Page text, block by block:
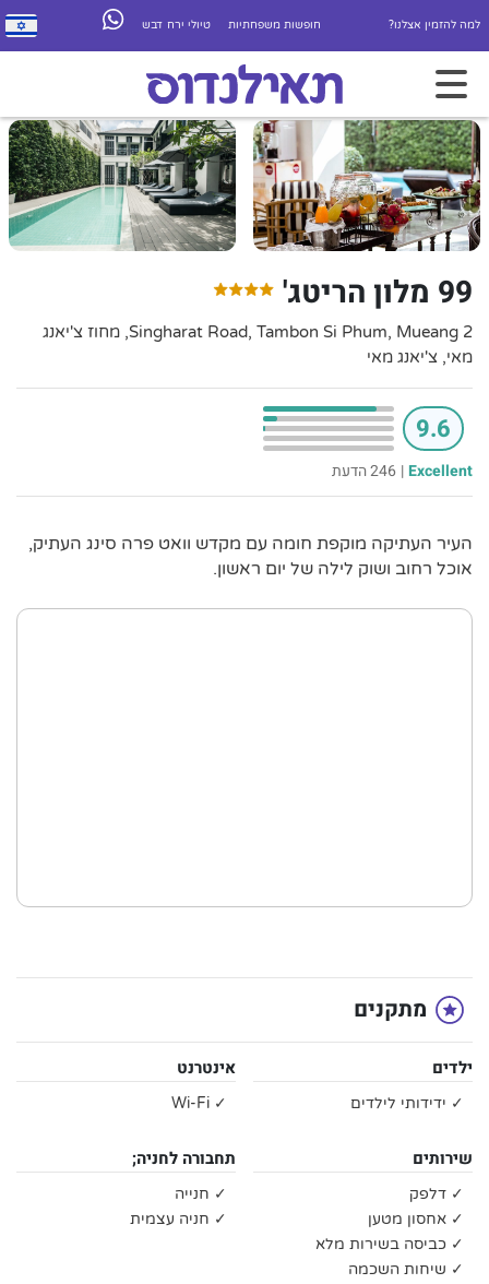
למה להזמין אצלנו? חופשות משפחתיות טיולי ירח דבש
99 מלון הריטג'
2 Singharat Road, Tambon Si Phum, Mueang, מחוז צ'יאנג
מאי, צ'יאנג מאי
9.6
Excellent
| 246 הדעת
העיר העתיקה מוקפת חומה עם מקדש וואט פרה סינג העתיק,
אוכל רחוב ושוק לילה של יום ראשון.
מתקנים
ילדים
✓ ידידותי לילדים
אינטרנט
✓ Wi-Fi
שירותים
✓ דלפק
✓ אחסון מטען
✓ כביסה בשירות מלא
✓ שיחות השכמה
תחבורה לחניה;
✓ חנייה
✓ חניה עצמית